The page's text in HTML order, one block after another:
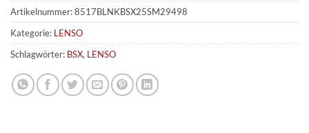
Artikelnummer:8517BLNKBSX25SM29498
Kategorie: LENSO
Schlagwörter: BSX, LENSO